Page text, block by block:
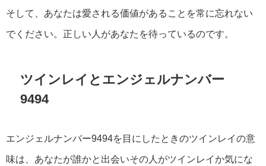
そして、あなたは愛される価値があることを常に忘れない
でください。正しい人があなたを待っているのです。
ツインレイとエンジェルナンバー
9494
エンジェルナンバー9494を目にしたときのツインレイの意
味は、あなたが誰かと出会いその人がツインレイか気にな